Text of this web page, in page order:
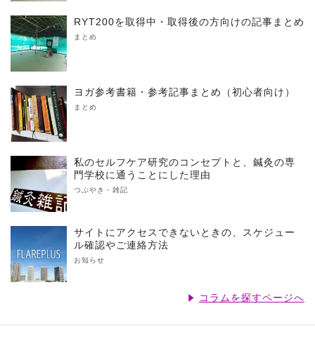
RYT200を取得中・取得後の方向けの記事まとめ
まとめ
ヨガ参考書籍・参考記事まとめ（初心者向け）
まとめ
私のセルフケア研究のコンセプトと、鍼灸の専
門学校に通うことにした理由
つぶやき・雑記
サイトにアクセスできないときの、スケジュー
ル確認やご連絡方法
お知らせ
コラムを探すページへ